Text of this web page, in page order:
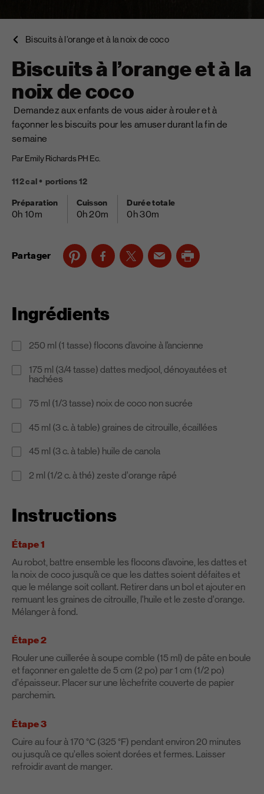
Biscuits à l’orange et à la noix de coco
Biscuits à l’orange et à la
noix de coco
Demandez aux enfants de vous aider à rouler et à
façonner les biscuits pour les amuser durant la fin de
semaine
Par Emily Richards PH Ec.
112 cal
portions 12
Préparation
0h 10m
Cuisson
0h 20m
Durée totale
0h 30m
Partager
Ingrédients
250 ml (1 tasse) flocons d’avoine à l’ancienne
175 ml (3/4 tasse) dattes medjool, dénoyautées et
hachées
75 ml (1/3 tasse) noix de coco non sucrée
45 ml (3 c. à table) graines de citrouille, écaillées
45 ml (3 c. à table) huile de canola
2 ml (1/2 c. à thé) zeste d’orange râpé
Instructions
Étape 1
Au robot, battre ensemble les flocons d’avoine, les dattes et
la noix de coco jusqu’à ce que les dattes soient défaites et
que le mélange soit collant. Retirer dans un bol et ajouter en
remuant les graines de citrouille, l’huile et le zeste d’orange.
Mélanger à fond.
Étape 2
Rouler une cuillerée à soupe comble (15 ml) de pâte en boule
et façonner en galette de 5 cm (2 po) par 1 cm (1/2 po)
d’épaisseur. Placer sur une lèchefrite couverte de papier
parchemin.
Étape 3
Cuire au four à 170 °C (325 °F) pendant environ 20 minutes
ou jusqu’à ce qu’elles soient dorées et fermes. Laisser
refroidir avant de manger.